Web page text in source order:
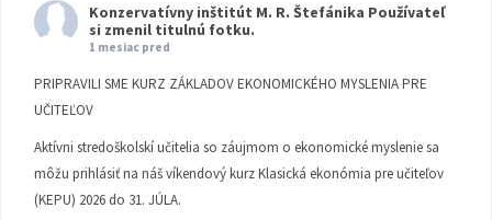
Konzervatívny inštitút M. R. Štefánika Používateľ
si zmenil titulnú fotku.
1 mesiac pred
PRIPRAVILI SME KURZ ZÁKLADOV EKONOMICKÉHO MYSLENIA PRE
UČITEĽOV
Aktívni stredoškolskí učitelia so záujmom o ekonomické myslenie sa
môžu prihlásiť na náš víkendový kurz Klasická ekonómia pre učiteľov
(KEPU) 2026 do 31. JÚLA.